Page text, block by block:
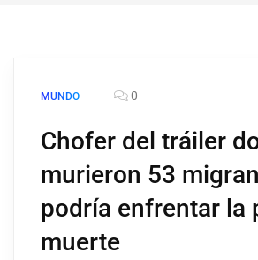
MUNDO 0
Chofer del tráiler
murieron 53
podría enfrentar la
muerte